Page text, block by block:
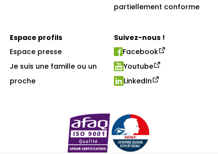
partiellement conforme
Espace profils
Espace presse
Je suis une famille ou un
proche
Suivez-nous !
Facebook
Youtube
LinkedIn